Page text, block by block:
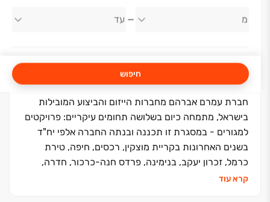
חיפוש
עמרם אברהם
חברת עמרם אברהם מחברות הייזום והביצוע המובילות
בישראל, מתמחה כיום בשלושה תחומים עיקריים: פרויקטים
למגורים - במסגרת זו תכננה ובנתה החברה אלפי יח"ד
בשנים האחרונות בקריית מוצקין, רכסים, חיפה, טירת
כרמל, זכרון יעקב, בנימינה, פרדס חנה-כרכור, חדרה,
רעננה, תל אביב-יפו, ראש העין, קריית גת, גדרה, רמלה,
קרא עוד